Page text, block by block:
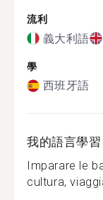
流利
義大利語
學
西班牙語
我的語言學
Imparare le
cultura,